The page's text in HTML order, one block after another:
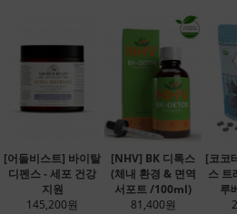
[어돌비스트] 바이탈
디펜스 - 세포 건강
지원
145,200원
[NHV] BK 디톡스
(체내 환경 & 면역
서포트 /100ml)
81,400원
[코코
스 트
루